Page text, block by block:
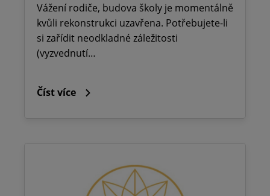
Vážení rodiče, budova školy je momentálně
kvůli rekonstrukci uzavřena. Potřebujete-li
si zařídit neodkladné záležitosti
(vyzvednutí…
Číst více